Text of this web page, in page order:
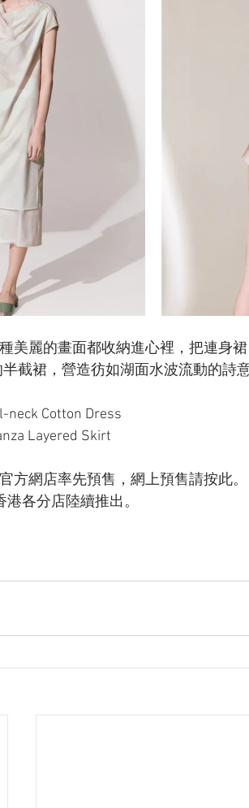
美麗的畫面都收納進心裡，把連身
截裙，營造彷如湖面水波流動的詩意
neck Cotton Dress
Layered Skirt
方網店率先預售，網上預售請按此。
各分店陸續推出。